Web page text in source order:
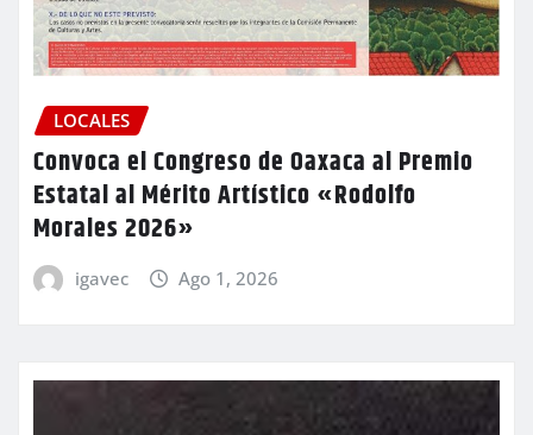
LOCALES
Convoca el Congreso de Oaxaca al Premio
Estatal al Mérito Artístico «Rodolfo
Morales 2026»
igavec Ago 1, 2026